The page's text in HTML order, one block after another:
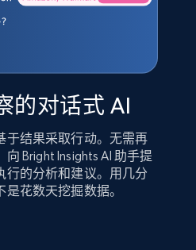
的对话式 AI
于结果采取行动。无需再
Bright Insights AI 助手提
行的分析和建议。用几分
花数天挖掘数据。